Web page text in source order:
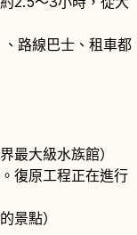
、路線巴士、租車都
最大級水族館）
復原工程正在進行
景點）